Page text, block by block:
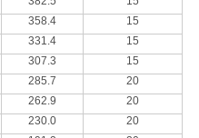
358.4
15
331.4
15
307.3
15
285.7
20
262.9
20
230.0
20